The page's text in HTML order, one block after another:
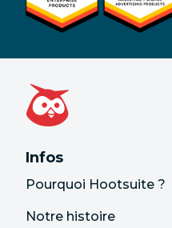
Infos
Pourquoi Hootsuite ?
Notre histoire